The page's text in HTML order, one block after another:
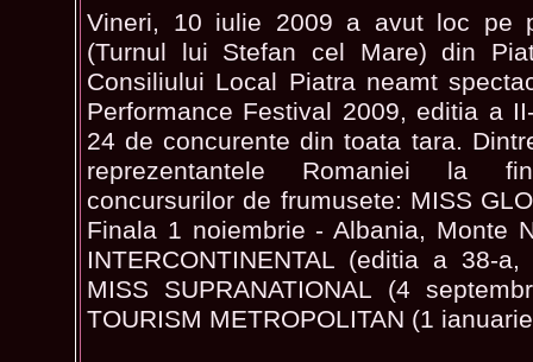
Vineri, 10 iulie 2009 a avut loc pe
(Turnul lui Stefan cel Mare) din
Consiliului Local Piatra neamt
Performance Festival 2009, editia a
24 de concurente din toata tara.
reprezentantele Romaniei la
concursurilor de frumusete: MISS
Finala 1 noiembrie - Albania, Monte
INTERCONTINENTAL (editia a 38-
MISS SUPRANATIONAL (4
TOURISM METROPOLITAN (1